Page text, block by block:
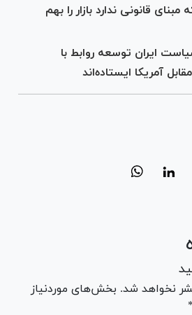
قانونی ندارد بازار را بهم
ایران توسعه روابط با
آمریکا ایستاده‌اند
نخواهد شد. بخش‌های موردنیاز